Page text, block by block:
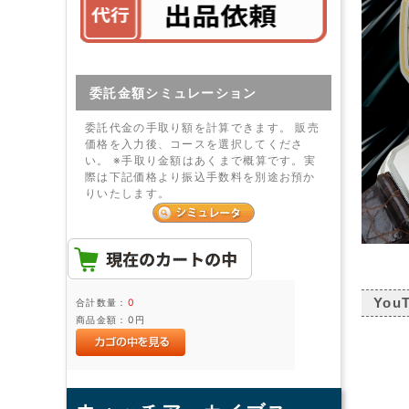
委託金額シミュレーション
委託代金の手取り額を計算できます。 販売
価格を入力後、コースを選択してくださ
い。 ※手取り金額はあくまで概算です。実
際は下記価格より振込手数料を別途お預か
りいたします。
合計数量： 0
商品金額： 0円